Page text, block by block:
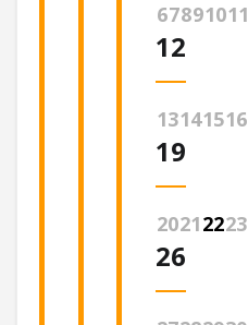
67891011
12
13141516
19
20212223
26